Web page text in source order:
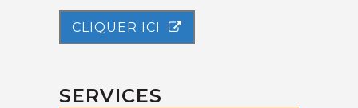
CLIQUER ICI
SERVICES